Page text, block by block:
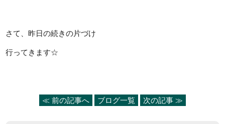
さて、昨日の続きの片づけ
行ってきます☆
≪ 前の記事へ ブログ一覧 次の記事 ≫